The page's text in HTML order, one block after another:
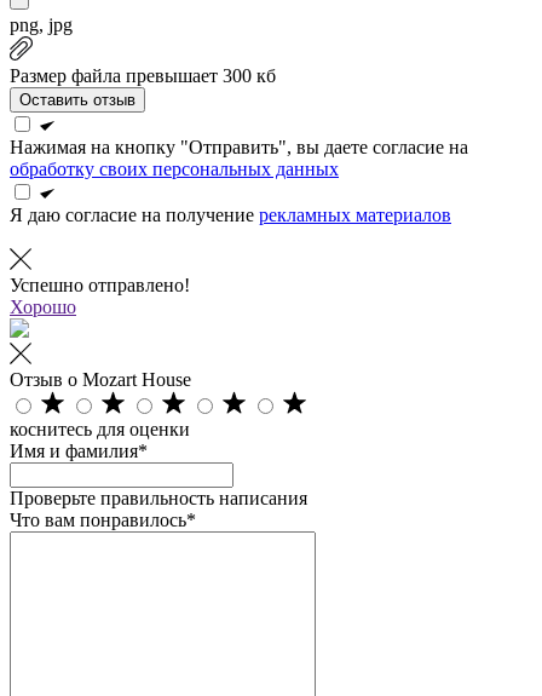
png, jpg
Размер файла превышает 300 кб
Оставить отзыв
Нажимая на кнопку "Отправить", вы даете согласие на
обработку своих персональных данных
Я даю согласие на получение рекламных материалов
Успешно отправлено!
Хорошо
Отзыв о Mozart House
коснитесь для оценки
Имя и фамилия*
Проверьте правильность написания
Что вам понравилось*